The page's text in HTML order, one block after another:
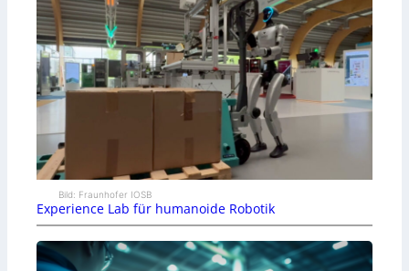
Bild: Fraunhofer IOSB
Experience Lab für humanoide Robotik